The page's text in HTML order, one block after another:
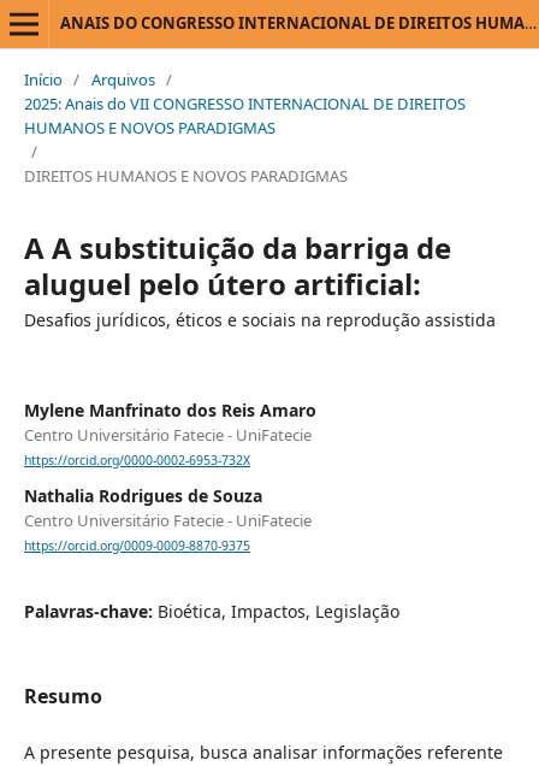
ANAIS DO CONGRESSO INTERNACIONAL DE DIREITOS HUMANOS E NOVOS PARADIGMAS
Início / Arquivos /
2025: Anais do VII CONGRESSO INTERNACIONAL DE DIREITOS
HUMANOS E NOVOS PARADIGMAS
/
DIREITOS HUMANOS E NOVOS PARADIGMAS
A A substituição da barriga de
aluguel pelo útero artificial:
Desafios jurídicos, éticos e sociais na reprodução assistida
Mylene Manfrinato dos Reis Amaro
Centro Universitário Fatecie - UniFatecie
https://orcid.org/0000-0002-6953-732X
Nathalia Rodrigues de Souza
Centro Universitário Fatecie - UniFatecie
https://orcid.org/0009-0009-8870-9375
Palavras-chave: Bioética, Impactos, Legislação
Resumo
A presente pesquisa, busca analisar informações referente